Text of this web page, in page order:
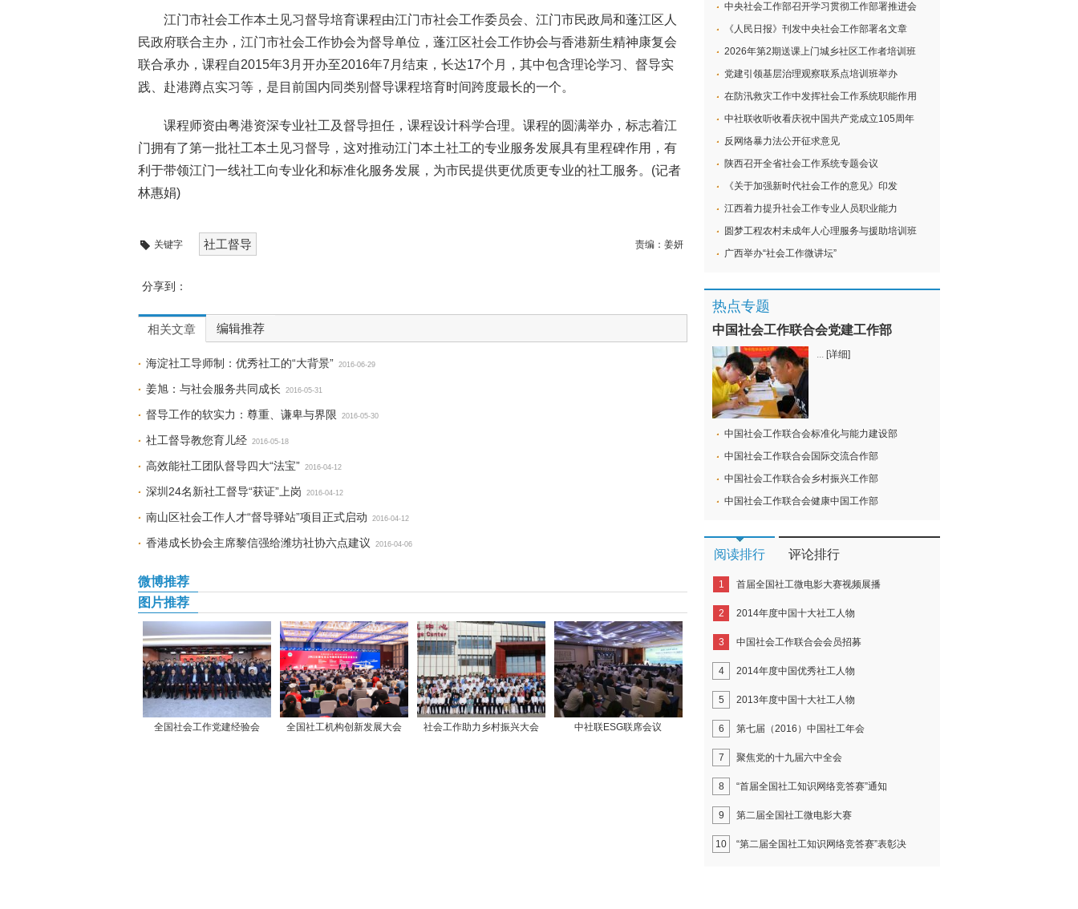
江门市社会工作本土见习督导培育课程由江门市社会工作委员会、江门市民政局和蓬江区人
民政府联合主办，江门市社会工作协会为督导单位，蓬江区社会工作协会与香港新生精神康复会
联合承办，课程自2015年3月开办至2016年7月结束，长达17个月，其中包含理论学习、督导实
践、赴港蹲点实习等，是目前国内同类别督导课程培育时间跨度最长的一个。
课程师资由粤港资深专业社工及督导担任，课程设计科学合理。课程的圆满举办，标志着江
门拥有了第一批社工本土见习督导，这对推动江门本土社工的专业服务发展具有里程碑作用，有
利于带领江门一线社工向专业化和标准化服务发展，为市民提供更优质更专业的社工服务。(记者
林惠娟)
关键字 社工督导 责编： 姜妍
分享到：
相关文章 编辑推荐
海淀社工导师制：优秀社工的“大背景” 2016-06-29
姜旭：与社会服务共同成长 2016-05-31
督导工作的软实力：尊重、谦卑与界限 2016-05-30
社工督导教您育儿经 2016-05-18
高效能社工团队督导四大“法宝” 2016-04-12
深圳24名新社工督导“获证”上岗 2016-04-12
南山区社会工作人才“督导驿站”项目正式启动 2016-04-12
香港成长协会主席黎信强给潍坊社协六点建议 2016-04-06
微博推荐
图片推荐
全国社会工作党建经验会 全国社工机构创新发展大会 社会工作助力乡村振兴大会 中社联ESG联席会议
中央社会工作部召开学习贯彻工作部署推进会
《人民日报》刊发中央社会工作部署名文章
2026年第2期送课上门城乡社区工作者培训班
党建引领基层治理观察联系点培训班举办
在防汛救灾工作中发挥社会工作系统职能作用
中社联收听收看庆祝中国共产党成立105周年
反网络暴力法公开征求意见
陕西召开全省社会工作系统专题会议
《关于加强新时代社会工作的意见》印发
江西着力提升社会工作专业人员职业能力
圆梦工程农村未成年人心理服务与援助培训班
广西举办“社会工作微讲坛”
热点专题
中国社会工作联合会党建工作部
... [详细]
中国社会工作联合会标准化与能力建设部
中国社会工作联合会国际交流合作部
中国社会工作联合会乡村振兴工作部
中国社会工作联合会健康中国工作部
阅读排行 评论排行
1 首届全国社工微电影大赛视频展播
2 2014年度中国十大社工人物
3 中国社会工作联合会会员招募
4 2014年度中国优秀社工人物
5 2013年度中国十大社工人物
6 第七届（2016）中国社工年会
7 聚焦党的十九届六中全会
8 “首届全国社工知识网络竞答赛”通知
9 第二届全国社工微电影大赛
10 “第二届全国社工知识网络竞答赛”表彰决